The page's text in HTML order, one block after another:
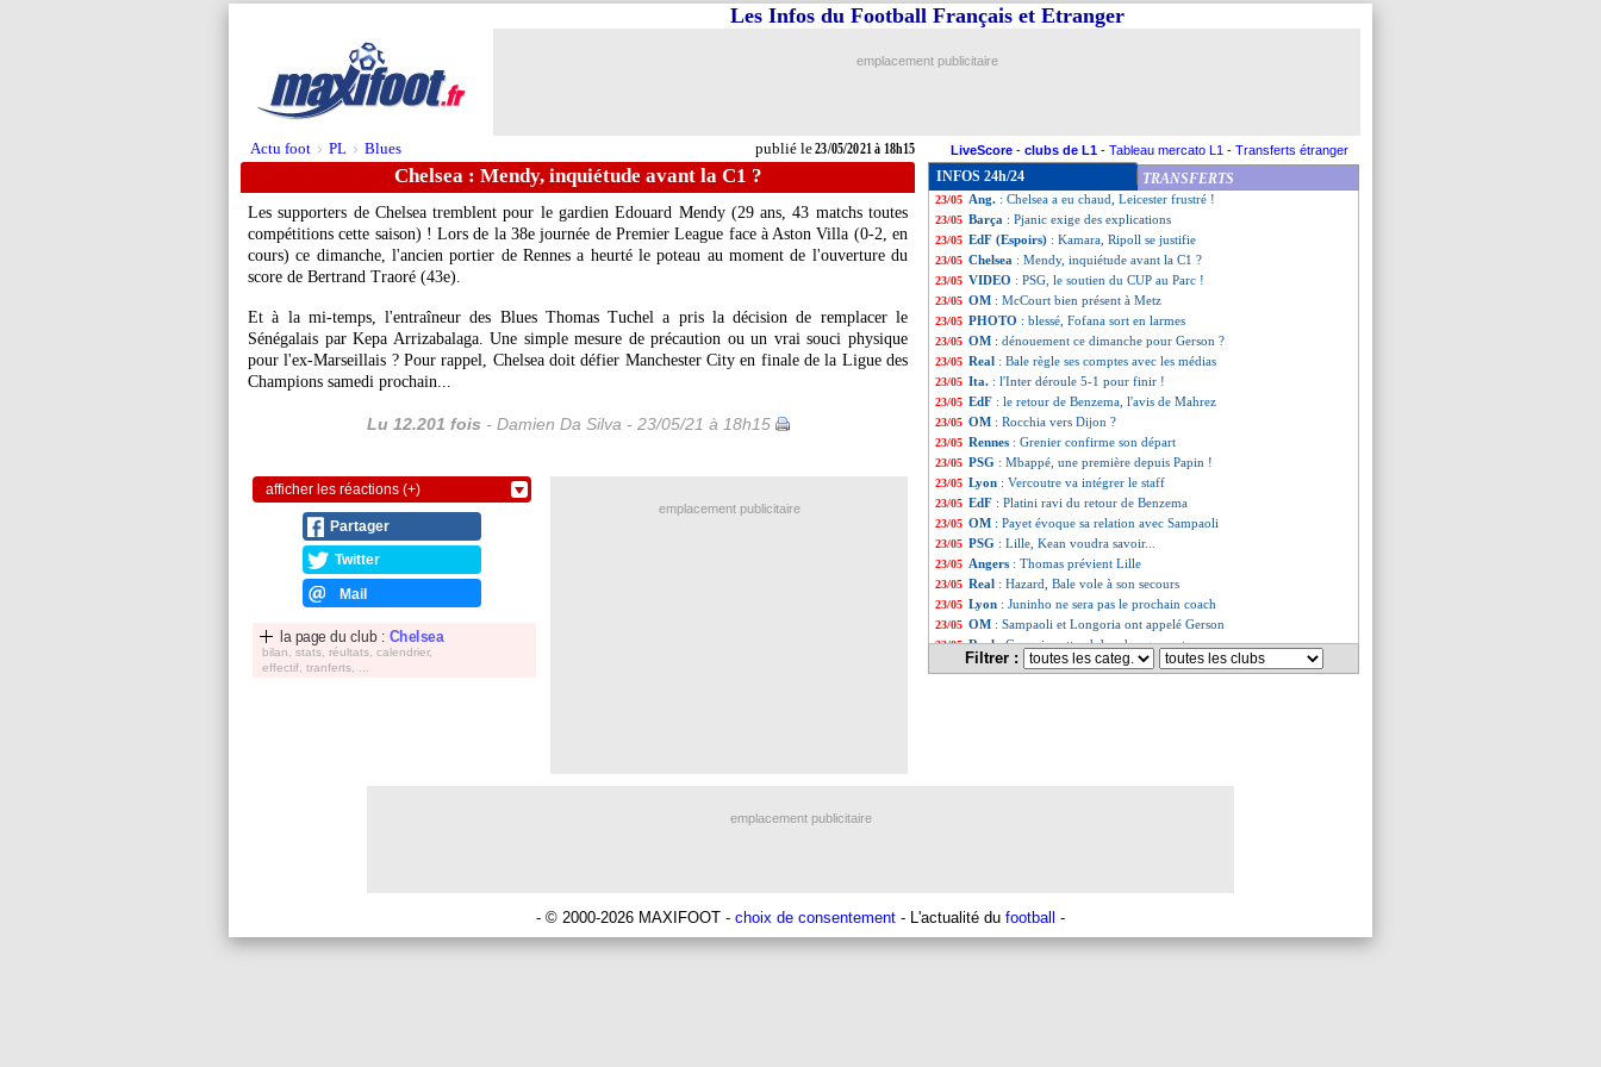
Actu foot > PL > Blues publié le23/05/2021 à 18h15
Les Infos du Football Français et Etranger
emplacement publicitaire
LiveScore - clubs de L1 - Tableau mercato L1 - Transferts étranger
Chelsea : Mendy, inquiétude avant la C1 ?
Les supporters de Chelsea tremblent pour le gardien Edouard Mendy (29 ans, 43 matchs toutes
compétitions cette saison) ! Lors de la 38e journée de Premier League face à Aston Villa (0-2, en
cours) ce dimanche, l'ancien portier de Rennes a heurté le poteau au moment de l'ouverture du
score de Bertrand Traoré (43e).
Et à la mi-temps, l'entraîneur des Blues Thomas Tuchel a pris la décision de remplacer le
Sénégalais par Kepa Arrizabalaga. Une simple mesure de précaution ou un vrai souci physique
pour l'ex-Marseillais ? Pour rappel, Chelsea doit défier Manchester City en finale de la Ligue des
Champions samedi prochain...
Lu 12.201 fois - Damien Da Silva - 23/05/21 à 18h15
afficher les réactions (+)
Partager
Twitter
Mail
la page du club : Chelsea
bilan, stats, réultats, calendrier,
effectif, tranferts, ...
INFOS 24h/24 TRANSFERTS
23/05 L1: Nantes-Montpellier, les compos
23/05 L1: Galtier meilleur entraîneur de L1 !
23/05 Man Utd : Rashford a 2 préférences à l'étranger
23/05 VIDEO: la grave bourde de Schmeichel !
23/05 Ang. : Chelsea a eu chaud, Leicester frustré !
23/05 Barça : Pjanic exige des explications
23/05 EdF (Espoirs) : Kamara, Ripoll se justifie
23/05 Chelsea : Mendy, inquiétude avant la C1 ?
23/05 VIDEO : PSG, le soutien du CUP au Parc !
23/05 OM : McCourt bien présent à Metz
23/05 PHOTO : blessé, Fofana sort en larmes
23/05 OM : dénouement ce dimanche pour Gerson ?
23/05 Real : Bale règle ses comptes avec les médias
23/05 Ita. : l'Inter déroule 5-1 pour finir !
23/05 EdF : le retour de Benzema, l'avis de Mahrez
23/05 OM : Rocchia vers Dijon ?
23/05 Rennes : Grenier confirme son départ
23/05 PSG : Mbappé, une première depuis Papin !
23/05 Lyon : Vercoutre va intégrer le staff
23/05 EdF : Platini ravi du retour de Benzema
23/05 OM : Payet évoque sa relation avec Sampaoli
23/05 PSG : Lille, Kean voudra savoir...
23/05 Angers : Thomas prévient Lille
23/05 Real : Hazard, Bale vole à son secours
23/05 Lyon : Juninho ne sera pas le prochain coach
23/05 OM : Sampaoli et Longoria ont appelé Gerson
23/05 Real: Casemiro attend des changements
EdF: Benzema, Lizarazu pas fan du timing
Filtrer :
emplacement publicitaire
emplacement publicitaire
- © 2000-2026 MAXIFOOT - choix de consentement - L'actualité du football -